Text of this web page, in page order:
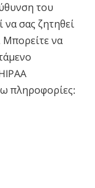
του
σας ζητηθεί
Μπορείτε να
πληροφορίες: